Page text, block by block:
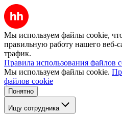
Мы используем файлы cookie,
правильную работу нашего веб-
трафик.
Правила использования файлов
Мы используем файлы cookie.
файлов cookie
Понятно
Ищу сотрудника